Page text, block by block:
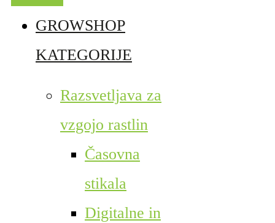
GROWSHOP
KATEGORIJE
Razsvetljava za
vzgojo rastlin
Časovna
stikala
Digitalne in